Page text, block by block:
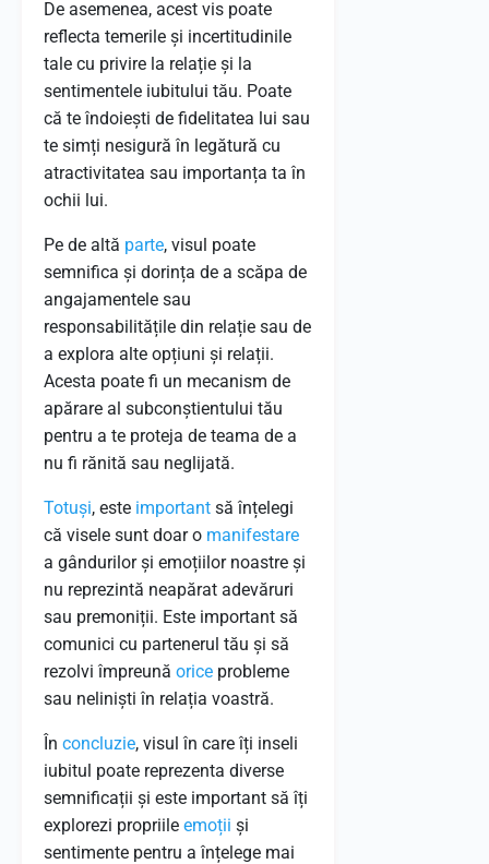
De asemenea, acest vis poate
reflecta temerile și incertitudinile
tale cu privire la relație și la
sentimentele iubitului tău. Poate
că te îndoiești de fidelitatea lui sau
te simți nesigură în legătură cu
atractivitatea sau importanța ta în
ochii lui.
Pe de altă parte, visul poate
semnifica și dorința de a scăpa de
angajamentele sau
responsabilitățile din relație sau de
a explora alte opțiuni și relații.
Acesta poate fi un mecanism de
apărare al subconștientului tău
pentru a te proteja de teama de a
nu fi rănită sau neglijată.
Totuși, este important să înțelegi
că visele sunt doar o manifestare
a gândurilor și emoțiilor noastre și
nu reprezintă neapărat adevăruri
sau premoniții. Este important să
comunici cu partenerul tău și să
rezolvi împreună orice probleme
sau neliniști în relația voastră.
În concluzie, visul în care îți inseli
iubitul poate reprezenta diverse
semnificații și este important să îți
explorezi propriile emoții și
sentimente pentru a înțelege mai